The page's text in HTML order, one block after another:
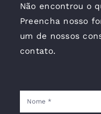
Não encontrou o
Preencha nosso
um de nossos
contato.